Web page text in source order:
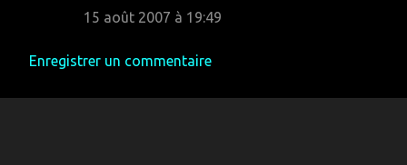
15 août 2007 à 19:49
Enregistrer un commentaire